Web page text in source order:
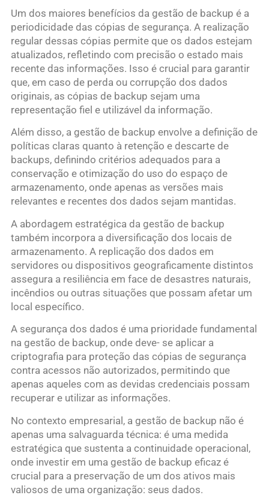
Um dos maiores benefícios da gestão de backup é a
periodicidade das cópias de segurança. A realização
regular dessas cópias permite que os dados estejam
atualizados, refletindo com precisão o estado mais
recente das informações. Isso é crucial para garantir
que, em caso de perda ou corrupção dos dados
originais, as cópias de backup sejam uma
representação fiel e utilizável da informação.
Além disso, a gestão de backup envolve a definição de
políticas claras quanto à retenção e descarte de
backups, definindo critérios adequados para a
conservação e otimização do uso do espaço de
armazenamento, onde apenas as versões mais
relevantes e recentes dos dados sejam mantidas.
A abordagem estratégica da gestão de backup
também incorpora a diversificação dos locais de
armazenamento. A replicação dos dados em
servidores ou dispositivos geograficamente distintos
assegura a resiliência em face de desastres naturais,
incêndios ou outras situações que possam afetar um
local específico.
A segurança dos dados é uma prioridade fundamental
na gestão de backup, onde deve- se aplicar a
criptografia para proteção das cópias de segurança
contra acessos não autorizados, permitindo que
apenas aqueles com as devidas credenciais possam
recuperar e utilizar as informações.
No contexto empresarial, a gestão de backup não é
apenas uma salvaguarda técnica: é uma medida
estratégica que sustenta a continuidade operacional,
onde investir em uma gestão de backup eficaz é
crucial para a preservação de um dos ativos mais
valiosos de uma organização: seus dados.